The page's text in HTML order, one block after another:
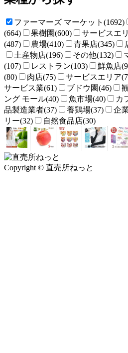
ファーマーズ マーケット(1692)
(664)
果樹園(600)
サービスエ
(487)
農場(410) 青果店(345)
土産物店(196)
その他(132)
(107)
レストラン(103) 鮮魚店
(80)
肉店(75) サービスエリア
サービス業(61)
ブドウ園(46)
ング モール(40)
魚市場(40) カ
品製造業者(37)
養鶏場(37) 企
リー(32)
自然食品店(30)
Copyright © 直売所ねっと